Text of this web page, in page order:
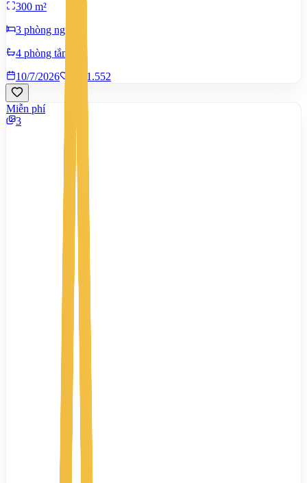
300 m²
3 phòng ngủ
4 phòng tắm
10/7/2026
1.552
Miễn phí
3